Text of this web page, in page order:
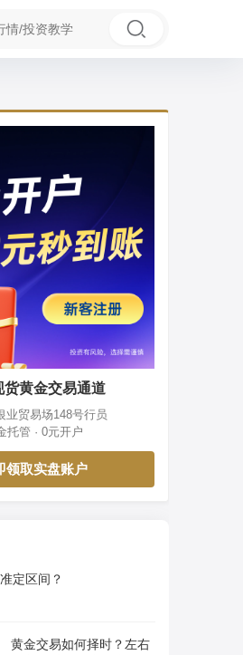
货黄金交易通道
业贸易场148号行员
托管 · 0元开户
领取实盘账户
定区间？
黄金交易如何择时？左右